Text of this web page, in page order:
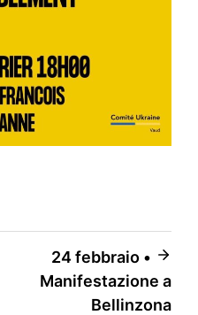
24 febbraio •
Manifestazione a
Bellinzona